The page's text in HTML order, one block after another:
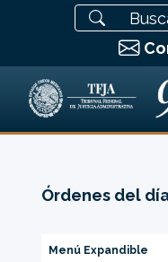
Órdenes del
Menú Expandible